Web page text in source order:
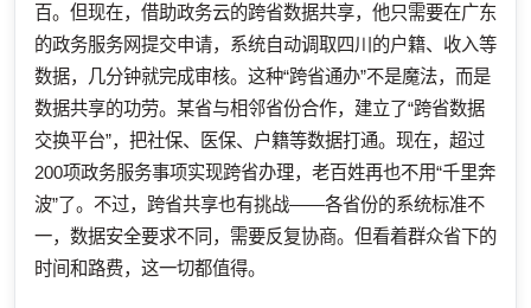
百。但现在，借助政务云的跨省数据共享，他只需要在广东
的政务服务网提交申请，系统自动调取四川的户籍、收入等
数据，几分钟就完成审核。这种“跨省通办”不是魔法，而是
数据共享的功劳。某省与相邻省份合作，建立了“跨省数据
交换平台”，把社保、医保、户籍等数据打通。现在，超过
200项政务服务事项实现跨省办理，老百姓再也不用“千里奔
波”了。不过，跨省共享也有挑战——各省份的系统标准不
一，数据安全要求不同，需要反复协商。但看着群众省下的
时间和路费，这一切都值得。